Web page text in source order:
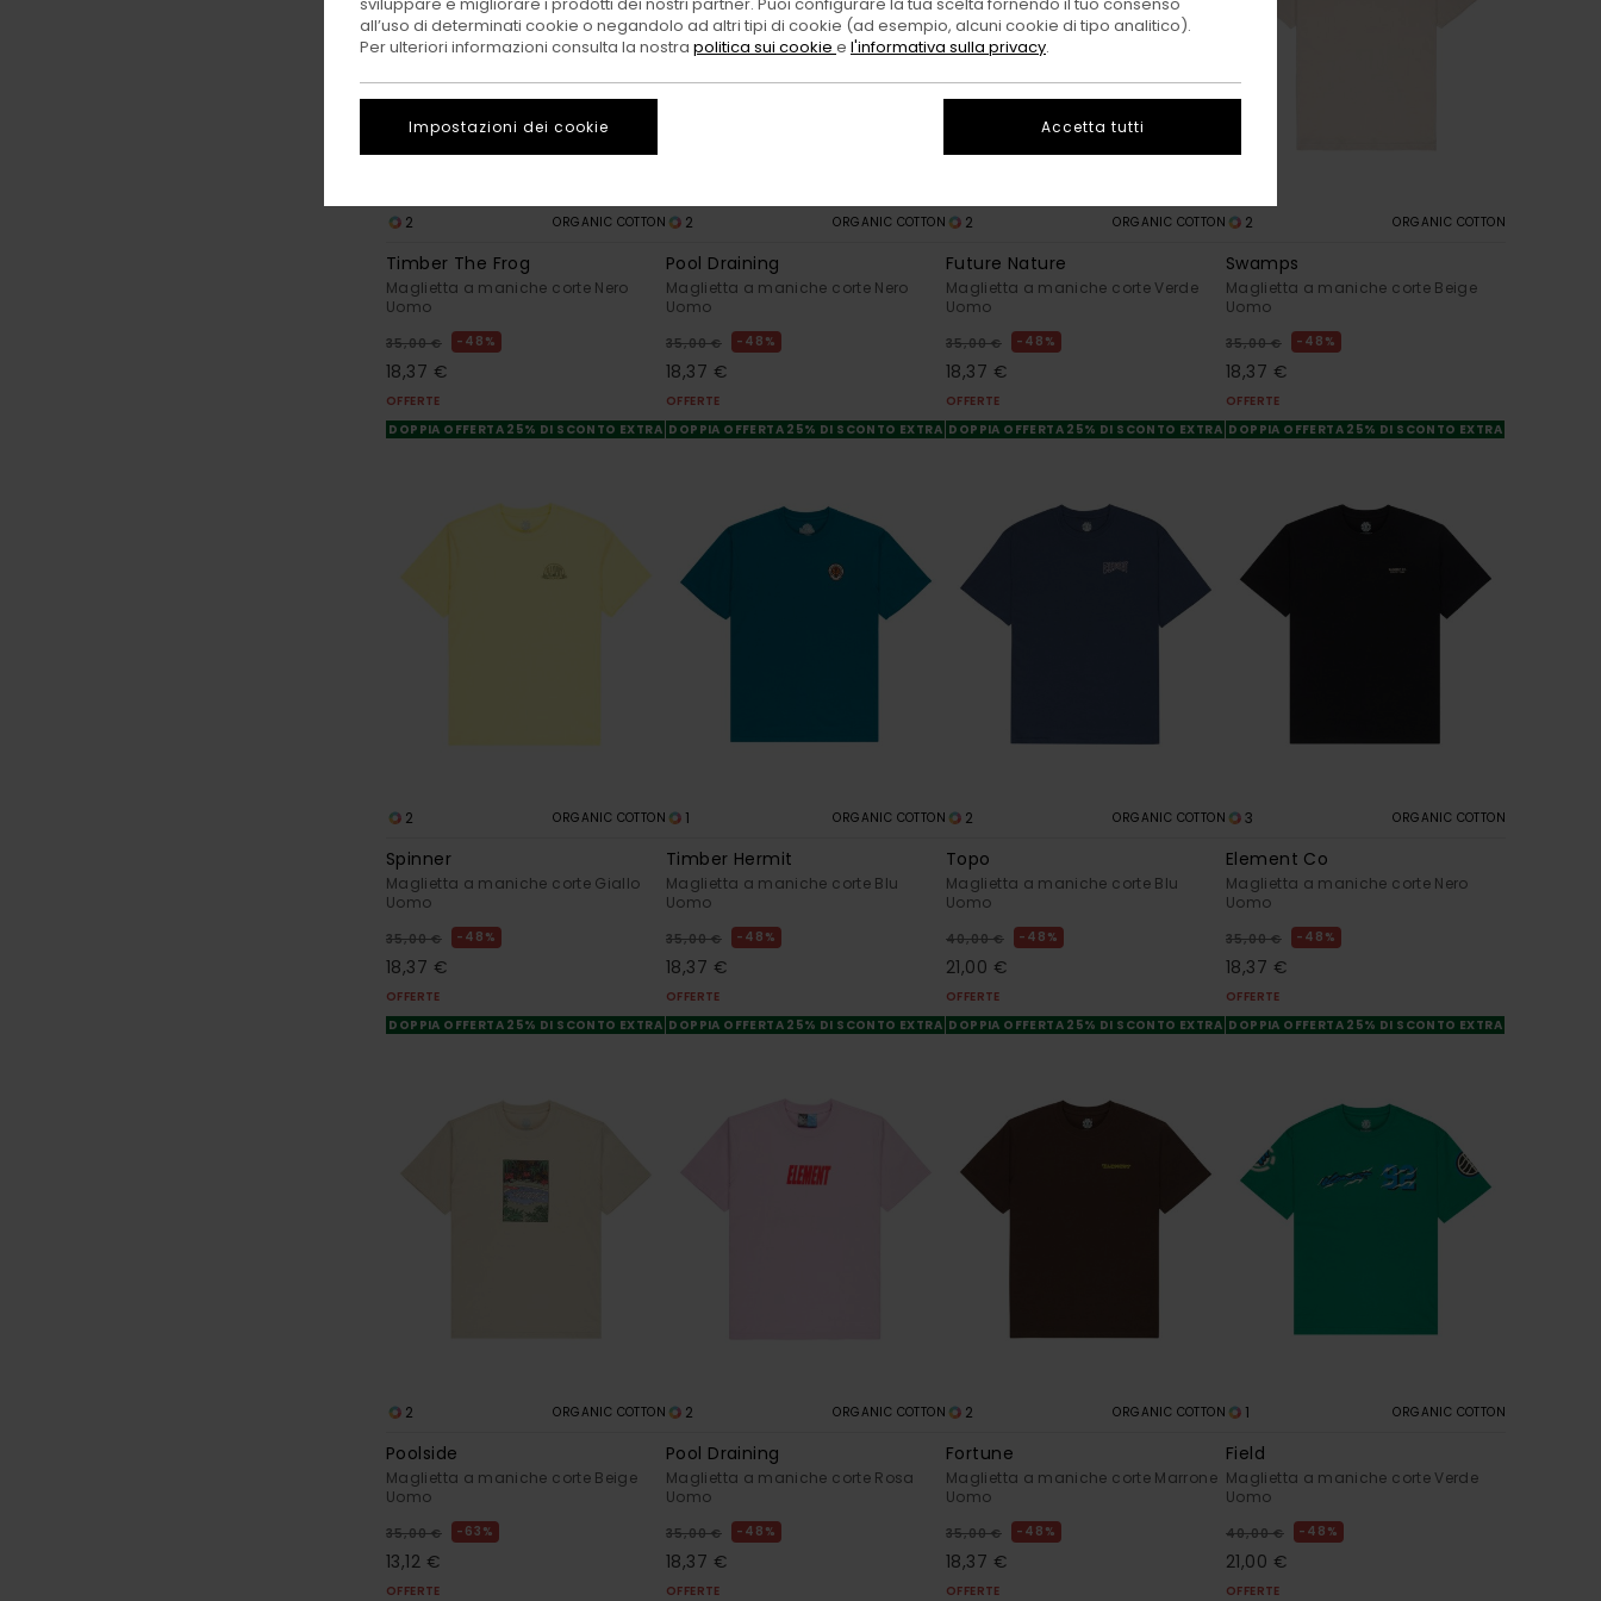
2 ORGANIC COTTON
Timber The Frog
Maglietta a maniche corte Nero
Uomo
35,00 € 48%
18,37 €
OFFERTE
DOPPIA OFFERTA 25% DI SCONTO EXTRA
2 ORGANIC COTTON
Pool Draining
Maglietta a maniche corte Nero
Uomo
35,00 € 48%
18,37 €
OFFERTE
DOPPIA OFFERTA 25% DI SCONTO EXTRA
2 ORGANIC COTTON
Future Nature
Maglietta a maniche corte Verde
Uomo
35,00 € 48%
18,37 €
OFFERTE
DOPPIA OFFERTA 25% DI SCONTO EXTRA
2 ORGANIC COTTON
Swamps
Maglietta a maniche corte Beige
Uomo
35,00 € 48%
18,37 €
OFFERTE
DOPPIA OFFERTA 25% DI SCONTO EXTRA
2 ORGANIC COTTON
Spinner
Maglietta a maniche corte Giallo
Uomo
35,00 € 48%
18,37 €
OFFERTE
DOPPIA OFFERTA 25% DI SCONTO EXTRA
1 ORGANIC COTTON
Timber Hermit
Maglietta a maniche corte Blu
Uomo
35,00 € 48%
18,37 €
OFFERTE
DOPPIA OFFERTA 25% DI SCONTO EXTRA
2 ORGANIC COTTON
Topo
Maglietta a maniche corte Blu
Uomo
40,00 € 48%
21,00 €
OFFERTE
DOPPIA OFFERTA 25% DI SCONTO EXTRA
3 ORGANIC COTTON
Element Co
Maglietta a maniche corte Nero
Uomo
35,00 € 48%
18,37 €
OFFERTE
DOPPIA OFFERTA 25% DI SCONTO EXTRA
2 ORGANIC COTTON
Poolside
Maglietta a maniche corte Beige
Uomo
35,00 € 63%
13,12 €
OFFERTE
2 ORGANIC COTTON
Pool Draining
Maglietta a maniche corte Rosa
Uomo
35,00 € 48%
18,37 €
OFFERTE
2 ORGANIC COTTON
Fortune
Maglietta a maniche corte Marrone
Uomo
35,00 € 48%
18,37 €
OFFERTE
1 ORGANIC COTTON
Field
Maglietta a maniche corte Verde
Uomo
40,00 € 48%
21,00 €
OFFERTE
all’uso di determinati cookie o negandolo ad altri tipi di cookie (ad esempio, alcuni cookie di tipo analitico).
Per ulteriori informazioni consulta la nostra politica sui cookie e l'informativa sulla privacy.
Impostazioni dei cookie Accetta tutti